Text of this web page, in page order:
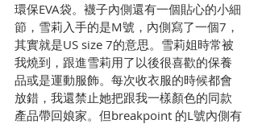
環保EVA袋。襪子內側還有一個貼心的小細
節，雪莉入手的是M號，內側寫了一個7，
其實就是US size 7的意思。雪莉姐時常被
我燒到，跟進雪莉用了以後很喜歡的保養
品或是運動服飾。每次收衣服的時候都會
放錯，我還禁止她把跟我一樣顏色的同款
產品帶回娘家。但breakpoint 的L號內側有